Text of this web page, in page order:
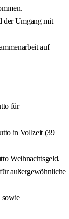
der Umgang mit
auf
für
in Vollzeit (39
Weihnachtsgeld.
außergewöhnliche
sowie